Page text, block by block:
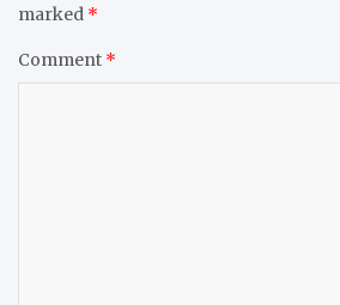
marked *
Comment *